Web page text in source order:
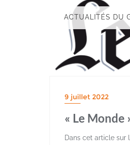
ACTUALITÉS DU
9 juillet 2022
« Le Monde
Dans cet article sur